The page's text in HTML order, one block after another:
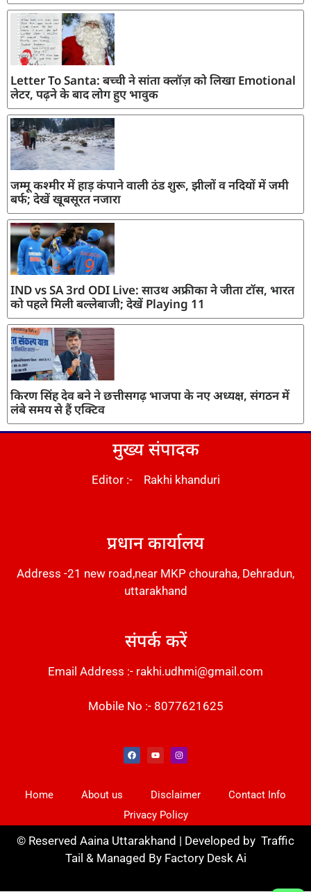
Letter To Santa: बच्ची ने सांता क्लॉज़ को लिखा Emotional
लेटर, पढ़ने के बाद लोग हुए भावुक
जम्मू कश्मीर में हाड़ कंपाने वाली ठंड शुरू, झीलों व नदियों में जमी
बर्फ; देखें खूबसूरत नजारा
IND vs SA 3rd ODI Live: साउथ अफ्रीका ने जीता टॉस, भारत
को पहले मिली बल्लेबाजी; देखें Playing 11
किरण सिंह देव बने ने छत्तीसगढ़ भाजपा के नए अध्यक्ष, संगठन में
लंबे समय से हैं एक्टिव
मुख्य संपादक
Editor :- Rakhi khanduri
प्रधान कार्यालय
Address -21 new road,near MKP chouraha, Dehradun,
uttarakhand
संपर्क करें
Email Address :- rakhi.udhmi@gmail.com
Mobile No :- 8077621625
Home About us Disclaimer
Contact Info
Privacy Policy
© Reserved Aaina Uttarakhand | Developed by Traffic
Tail & Managed By Factory Desk Ai